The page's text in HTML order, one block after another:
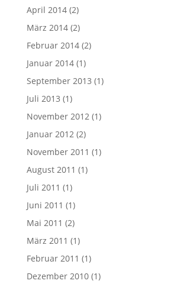
April 2014(2)
März 2014(2)
Februar 2014(2)
Januar 2014(1)
September 2013 (1)
Juli 2013 (1)
November 2012(1)
Januar 2012(2)
November 2011 (1)
August 2011 (1)
Juli 2011 (1)
Juni 2011 (1)
Mai 2011 (2)
März 2011 (1)
Februar 2011 (1)
Dezember 2010(1)